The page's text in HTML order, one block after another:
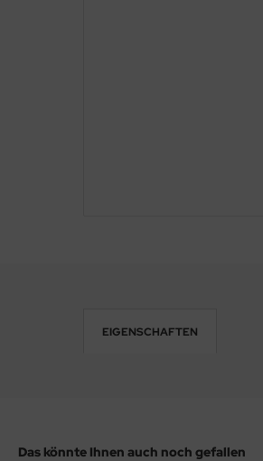
EIGENSCHAFTEN
Das könnte Ihnen auch noch gefallen